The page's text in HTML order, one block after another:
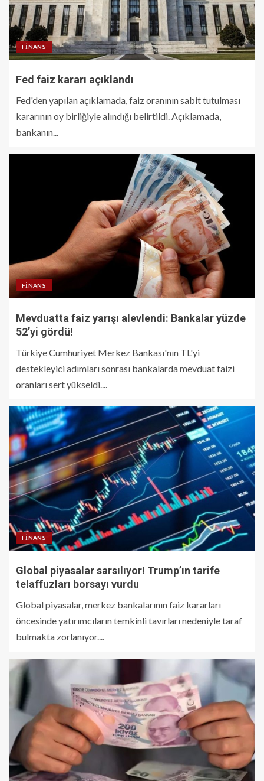
FINANS
Fed faiz kararı açıklandı
Fed'den yapılan açıklamada, faiz oranının sabit tutulması
kararının oy birliğiyle alındığı belirtildi. Açıklamada,
bankanın...
FINANS
Mevduatta faiz yarışı alevlendi: Bankalar yüzde
52’yi gördü!
Türkiye Cumhuriyet Merkez Bankası'nın TL'yi
destekleyici adımları sonrası bankalarda mevduat faizi
oranları sert yükseldi....
FINANS
Global piyasalar sarsılıyor! Trump’ın tarife
telaffuzları borsayı vurdu
Global piyasalar, merkez bankalarının faiz kararları
öncesinde yatırımcıların temkinli tavırları nedeniyle taraf
bulmakta zorlanıyor....